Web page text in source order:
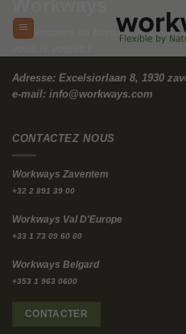
Des espaces de bureaux flexibles
Adresse: Excelsiorlaan 8, 1930
e-mail: info@workways.com
CONTACTEZ NOUS
Workways Zaventem
+32 2 891 39 00
Workways Val D'Europe
+33 1 73 09 60 00
Workways Belgard
+353 1 963 0600
CONTACTER